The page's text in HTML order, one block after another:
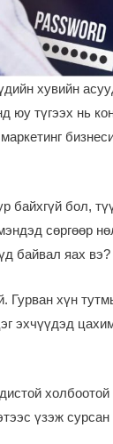
хувийн
юу түгээх нь
байхгүй бол,
сөргөөр
байвал яах вэ?
хүн
эхчүүдэд
холбоотой
үзэж